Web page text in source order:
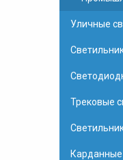
Уличные
Трековые
Карданные